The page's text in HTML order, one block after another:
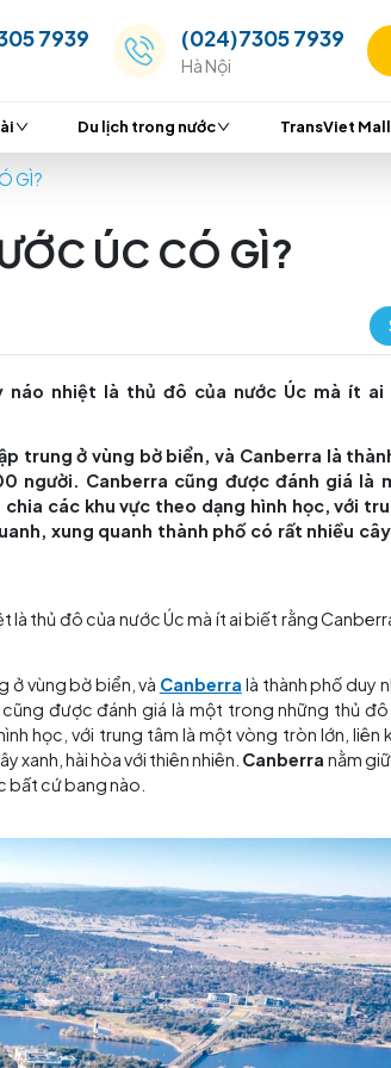
(028)7305 7939
Hà Nội
nước ngoài Du lịch trong nước
NƯỚC ÚC
Sydney náo nhiệt là thủ đô
Úc sống tập trung ở vùng bờ biển,
380.000 người. Canberra
cách phân chia các khu vực theo
xung quanh, xung quanh thành
náo nhiệt là thủ đô của nước Úc mà
Canberracũng được đánh giá là
dạng hình học, với trung tâm là
rất nhiều cây xanh, hài hòa với thiên
không thuộc bất cứ bang nào.